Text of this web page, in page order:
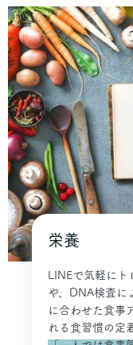
栄養
LINEで気軽にト
や、DNA検査に
に合わせた食事
れる食習慣の定